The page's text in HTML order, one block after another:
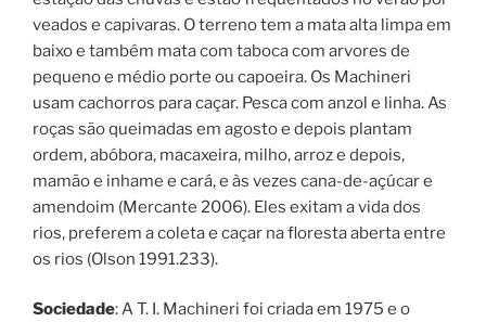
veados e capivaras. O terreno tem a mata alta limpa em
baixo e também mata com taboca com arvores de
pequeno e médio porte ou capoeira. Os Machineri
usam cachorros para caçar. Pesca com anzol e linha. As
roças são queimadas em agosto e depois plantam
ordem, abóbora, macaxeira, milho, arroz e depois,
mamão e inhame e cará, e às vezes cana-de-açúcar e
amendoim (Mercante 2006). Eles exitam a vida dos
rios, preferem a coleta e caçar na floresta aberta entre
os rios (Olson 1991.233).
Sociedade: A T. I. Machineri foi criada em 1975 e o